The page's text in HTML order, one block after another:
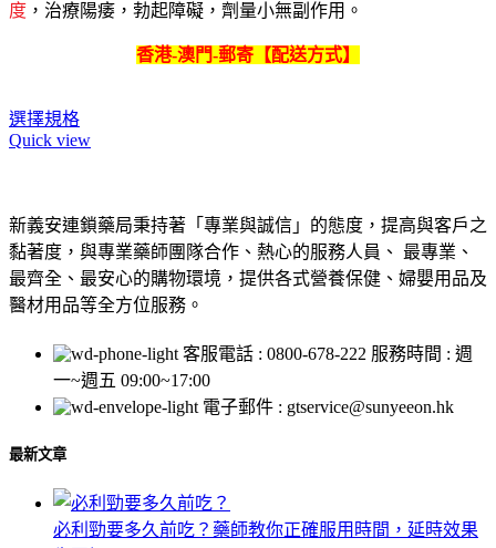
$600
$2,800
度 ，治療陽痿，勃起障礙，劑量小無副作用。
香港-澳門-郵寄【配送方式】
選擇規格
Quick view
新義安連鎖藥局秉持著「專業與誠信」的態度，提高與客戶之
黏著度，與專業藥師團隊合作、熱心的服務人員、 最專業、
最齊全、最安心的購物環境，提供各式營養保健、婦嬰用品及
醫材用品等全方位服務。
客服電話 : 0800-678-222 服務時間 : 週
一~週五 09:00~17:00
電子郵件 : gtservice@sunyeeon.hk
最新文章
必利勁要多久前吃？藥師教你正確服用時間，延時效果